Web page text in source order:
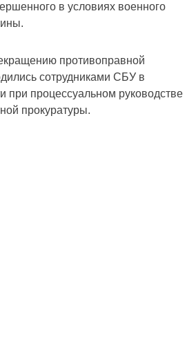
в условиях военного
противоправной
сотрудниками СБУ в
при процессуальном руководстве
прокуратуры.